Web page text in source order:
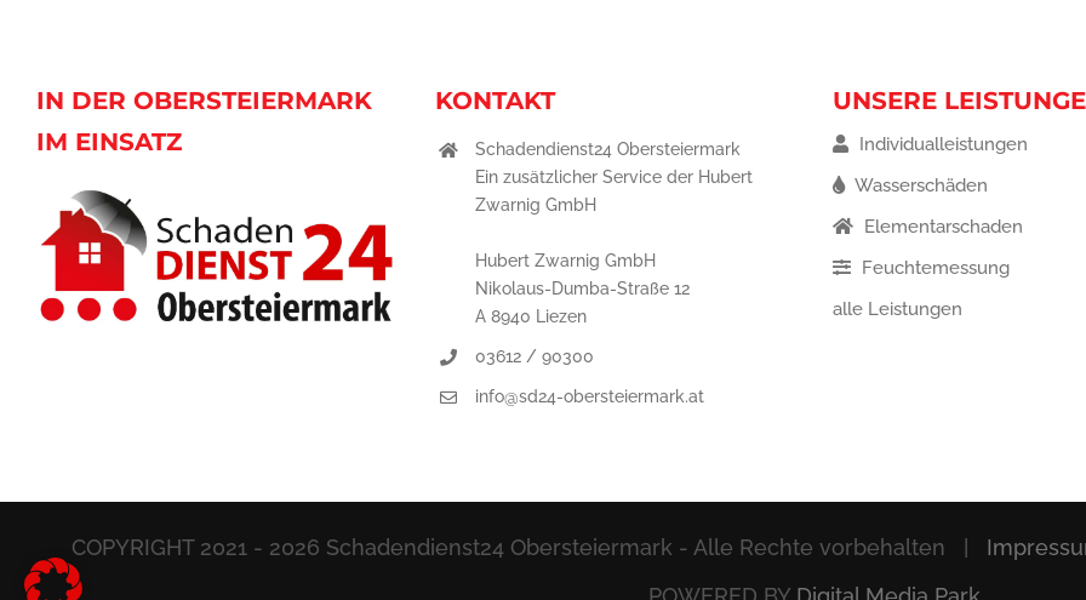
IN DER OBERSTEIERMARK
IM EINSATZ
KONTAKT
Schadendienst24 Obersteiermark
Ein zusätzlicher Service der Hubert
Zwarnig GmbH
Hubert Zwarnig GmbH
Nikolaus-Dumba-Straße 12
A 8940 Liezen
03612 / 90300
info@sd24-obersteiermark.at
UNSERE
Individualleistungen
Wasserschäden
Elementarschaden
Feuchtemessung
alle Leistungen
COPYRIGHT 2021 - 2026 Schadendienst24 Obersteiermark - Alle Rechte vorbehalten |